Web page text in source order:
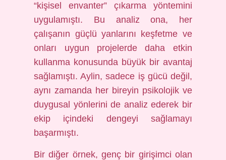
“kişisel envanter” çıkarma yöntemini
uygulamıştı. Bu analiz ona, her
çalışanın güçlü yanlarını keşfetme ve
onları uygun projelerde daha etkin
kullanma konusunda büyük bir avantaj
sağlamıştı. Aylin, sadece iş gücü değil,
aynı zamanda her bireyin psikolojik ve
duygusal yönlerini de analiz ederek bir
ekip içindeki dengeyi sağlamayı
başarmıştı.
Bir diğer örnek, genç bir girişimci olan